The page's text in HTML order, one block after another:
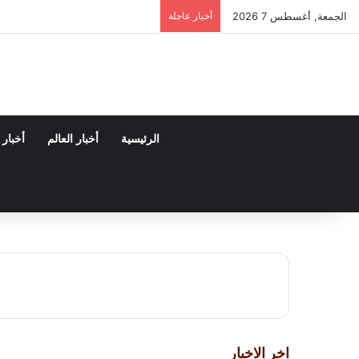
الجمعة, أغسطس 7 2026 أخبار عاجلة
الرئيسية أخبار العالم
اخر الاخبار